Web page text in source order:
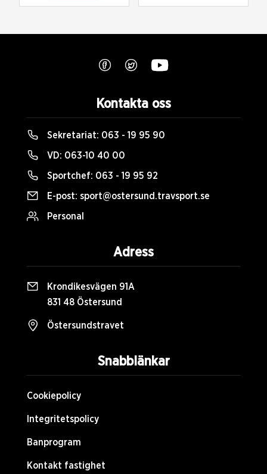
Snabblänkar
Cookiepolicy
Integritetspolicy
Banprogram
Kontakt fastighet
Kontakta oss
Sekretariat: 063 - 19 95 90
VD: 063-10 40 00
Sportchef: 063 - 19 95 92
E-post: sport@ostersund.travsport.se
Personal
Adress
Krondikesvägen 91A
831 48 Östersund
Östersundstravet